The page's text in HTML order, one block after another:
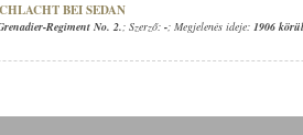
BEI SEDAN
Regiment No. 2.; Szerző: -; Megjelenés ideje: 1906 körül